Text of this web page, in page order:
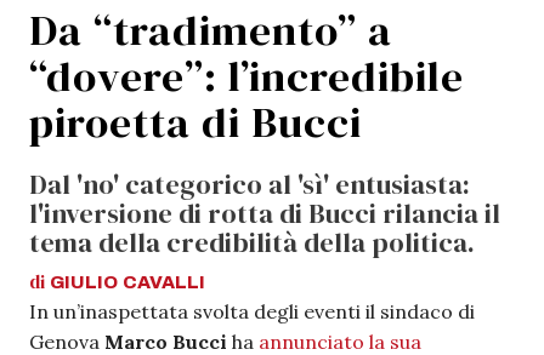
Da “tradimento” a
“dovere”: l’incredibile
piroetta di Bucci
Dal 'no' categorico al 'sì' entusiasta:
l'inversione di rotta di Bucci rilancia il
tema della credibilità della politica.
di GIULIO CAVALLI
In un’inaspettata svolta degli eventi il sindaco di
Genova Marco Bucci ha annunciato la sua